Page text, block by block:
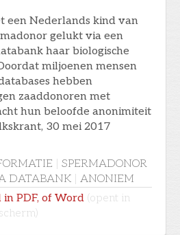
een Nederlands kind van
gelukt via een
haar biologische
miljoenen mensen
hebben
zaaddonoren met
hun beloofde anonimiteit
30 mei 2017
SPERMADONOR
DATABANK
ANONIEM
PDF, of Word (opent in